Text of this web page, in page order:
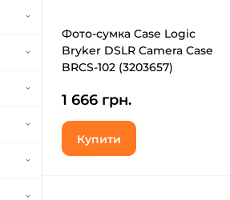
Фото-сумка Case Logic
Bryker DSLR Camera Case
BRCS-102 (3203657)
1 666 грн.
Купити